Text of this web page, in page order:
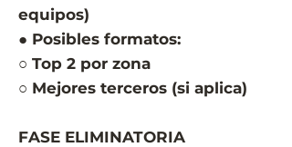
equipos)
● Posibles formatos:
○ Top 2 por zona
○ Mejores terceros (si aplica)
FASE ELIMINATORIA